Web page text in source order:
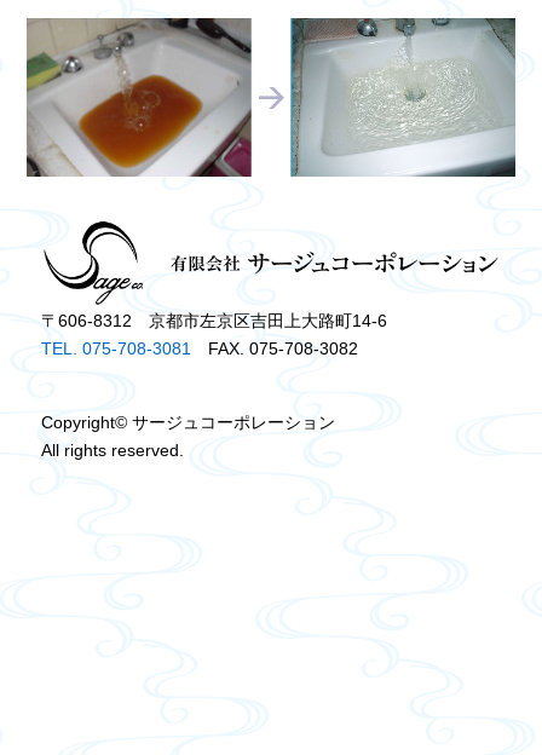
〒606-8312 京都市左京区吉田上大路町14-6
TEL. 075-708-3081
FAX. 075-708-3082
Copyright© サージュコーポレーション
All rights reserved.